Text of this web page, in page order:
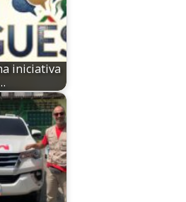
iniciativa